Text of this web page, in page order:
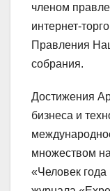
членом
интернет-
Правления
собрания.
Достижения
бизнеса и
множеством
«Человек